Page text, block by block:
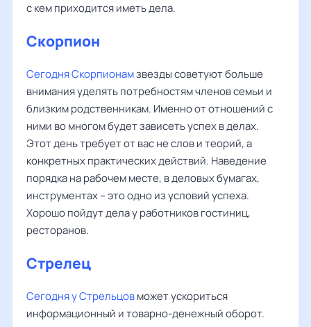
с кем приходится иметь дела.
Скорпион
Сегодня Скорпионамзвезды советуют больше
внимания уделять потребностям членов семьи и
близким родственникам. Именно от отношений с
ними во многом будет зависеть успех в делах.
Этот день требует от вас не слов и теорий, а
конкретных практических действий. Наведение
порядка на рабочем месте, в деловых бумагах,
инструментах – это одно из условий успеха.
Хорошо пойдут дела у работников гостиниц,
ресторанов.
Стрелец
Сегодня у Стрельцовможет ускориться
информационный и товарно-денежный оборот.